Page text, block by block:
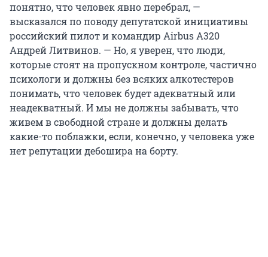
понятно, что человек явно перебрал, —
высказался по поводу депутатской инициативы
российский пилот и командир Airbus A320
Андрей Литвинов. — Но, я уверен, что люди,
которые стоят на пропускном контроле, частично
психологи и должны без всяких алкотестеров
понимать, что человек будет адекватный или
неадекватный. И мы не должны забывать, что
живем в свободной стране и должны делать
какие-то поблажки, если, конечно, у человека уже
нет репутации дебошира на борту.